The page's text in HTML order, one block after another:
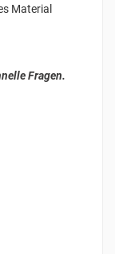
Material
Fragen.